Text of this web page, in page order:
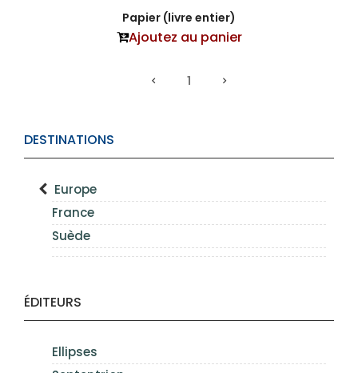
DESTINATIONS
Europe
France
Suède
ÉDITEURS
Ellipses
Papier (livre entier)
Ajoutez au panier
1